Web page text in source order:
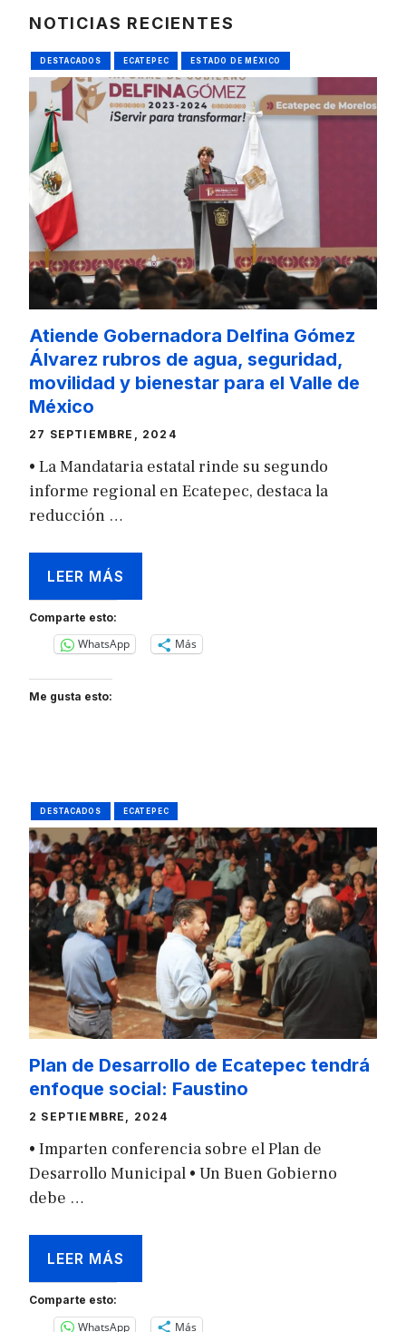
NOTICIAS RECIENTES
DESTACADOS ECATEPEC ESTADO DE MÉXICO
Atiende Gobernadora Delfina Gómez
Álvarez rubros de agua, seguridad,
movilidad y bienestar para el Valle de
México
27 SEPTIEMBRE, 2024
• La Mandataria estatal rinde su segundo
informe regional en Ecatepec, destaca la
reducción …
LEER MÁS
Comparte esto:
WhatsApp Más
Me gusta esto:
DESTACADOS ECATEPEC
Plan de Desarrollo de Ecatepec tendrá
enfoque social: Faustino
2 SEPTIEMBRE, 2024
• Imparten conferencia sobre el Plan de
Desarrollo Municipal • Un Buen Gobierno
debe …
LEER MÁS
Comparte esto:
WhatsApp Más